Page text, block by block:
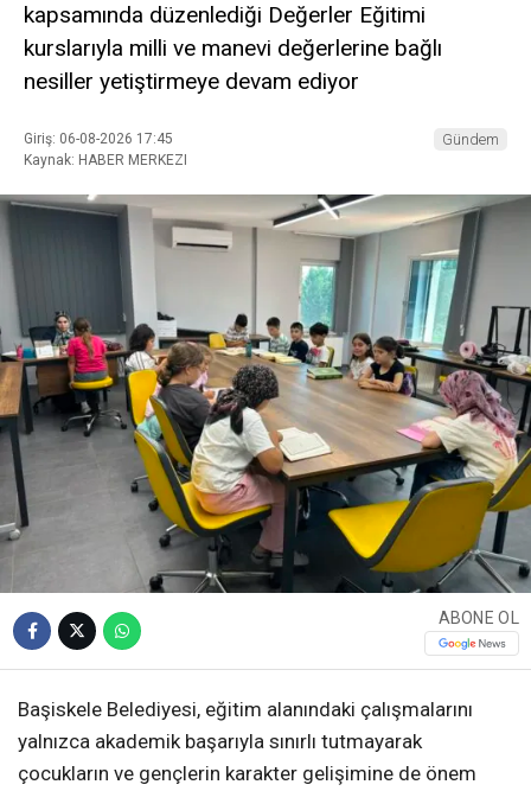
kapsamında düzenlediği Değerler Eğitimi
kurslarıyla milli ve manevi değerlerine bağlı
nesiller yetiştirmeye devam ediyor
Giriş: 06-08-2026 17:45
Kaynak: HABER MERKEZI
Gündem
ABONE OL
Başiskele Belediyesi, eğitim alanındaki çalışmalarını
yalnızca akademik başarıyla sınırlı tutmayarak
çocukların ve gençlerin karakter gelişimine de önem